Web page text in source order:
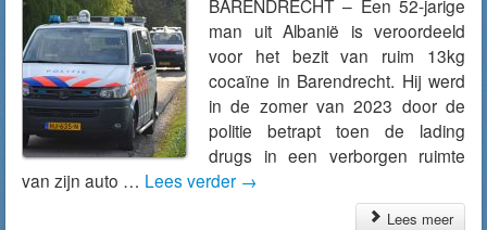
BARENDRECHT – Een 52-jarige
man uit Albanië is veroordeeld
voor het bezit van ruim 13kg
cocaïne in Barendrecht. Hij werd
in de zomer van 2023 door de
politie betrapt toen de lading
drugs in een verborgen ruimte
van zijn auto … Lees verder →
Lees meer